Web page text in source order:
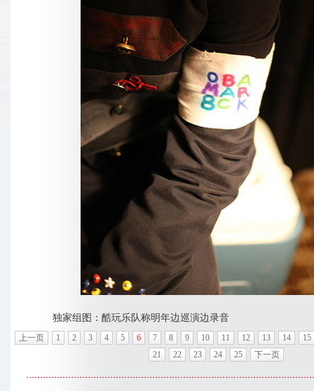
独家组图：酷玩乐队称明年边巡演边录音
上一页 1 2 3 4 5 6 7 8 9 10 11 12 13 14
15
21
22 23 24 25 下一页